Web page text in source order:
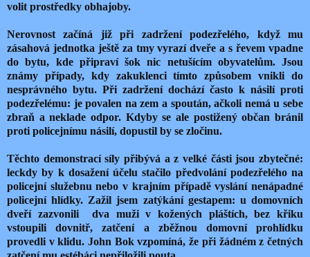
volit prostředky obhajoby.
Nerovnost začíná již při zadržení podezřelého, když mu
zásahová jednotka ještě za tmy vyrazí dveře a s řevem vpadne
do bytu, kde připraví šok nic netušícím obyvatelům. Jsou
známy případy, kdy zakuklenci tímto způsobem vnikli do
nesprávného bytu. Při zadržení dochází často k násilí proti
podezřelému: je povalen na zem a spoután, ačkoli nemá u sebe
zbraň a neklade odpor. Kdyby se ale postižený občan bránil
proti policejnímu násilí, dopustil by se zločinu.
Těchto demonstrací síly přibývá a z velké části jsou zbytečné:
leckdy by k dosažení účelu stačilo předvolání podezřelého na
policejní služebnu nebo v krajním případě vyslání nenápadné
policejní hlídky. Zažil jsem zatýkání gestapem: u domovních
dveří zazvonili dva muži v kožených pláštích, bez křiku
vstoupili dovnitř, zatčení a zběžnou domovní prohlídku
provedli v klidu. John Bok vzpomíná, že při žádném z četných